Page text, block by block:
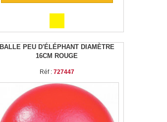
BALLE PEU D'ÉLÉPHANT DIAMÈTRE
16CM ROUGE
Réf : 727447